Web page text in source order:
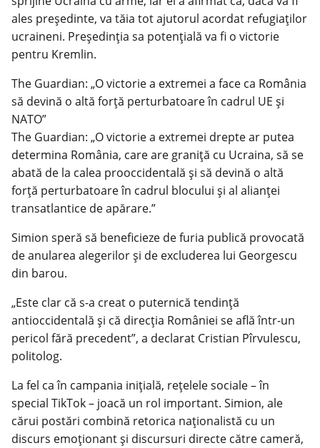
ales președinte, va tăia tot ajutorul acordat refugiaților
ucraineni. Președinția sa potențială va fi o victorie
pentru Kremlin.
The Guardian: „O victorie a extremei a face ca România
să devină o altă forță perturbatoare în cadrul UE și
NATO”
The Guardian: „O victorie a extremei drepte ar putea
determina România, care are graniță cu Ucraina, să se
abată de la calea prooccidentală și să devină o altă
forță perturbatoare în cadrul blocului și al alianței
transatlantice de apărare.”
Simion speră să beneficieze de furia publică provocată
de anularea alegerilor și de excluderea lui Georgescu
din barou.
„Este clar că s-a creat o puternică tendință
antioccidentală și că direcția României se află într-un
pericol fără precedent”, a declarat Cristian Pîrvulescu,
politolog.
La fel ca în campania inițială, rețelele sociale – în
special TikTok – joacă un rol important. Simion, ale
cărui postări combină retorica naționalistă cu un
discurs emoționant și discursuri directe către cameră,